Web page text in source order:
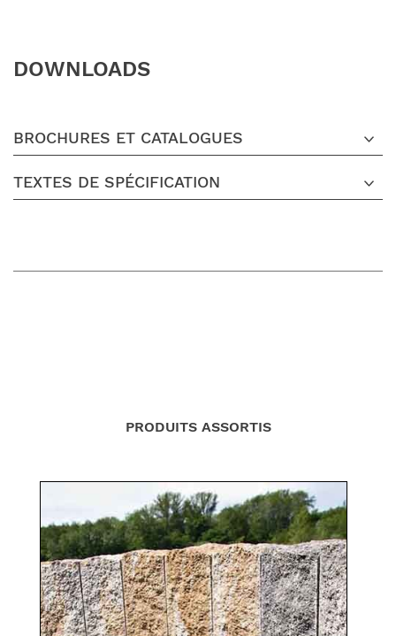
DOWNLOADS
BROCHURES ET CATALOGUES
TEXTES DE SPÉCIFICATION
PRODUITS ASSORTIS